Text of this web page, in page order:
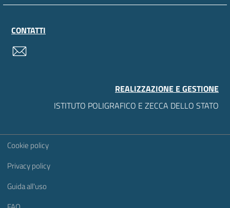
CONTATTI
REALIZZAZIONE E GESTIONE
ISTITUTO POLIGRAFICO E ZECCA DELLO STATO
Sezione Link Utili
Cookie policy
Privacy policy
Guida all'uso